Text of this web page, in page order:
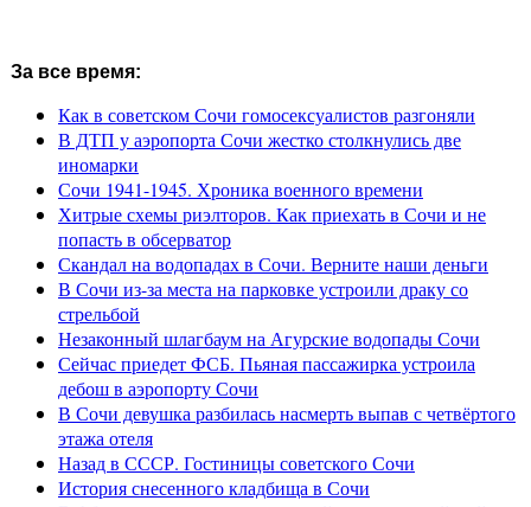
За все время:
Как в советском Сочи гомосексуалистов разгоняли
В ДТП у аэропорта Сочи жестко столкнулись две
иномарки
Сочи 1941-1945. Хроника военного времени
Хитрые схемы риэлторов. Как приехать в Сочи и не
попасть в обсерватор
Скандал на водопадах в Сочи. Верните наши деньги
В Сочи из-за места на парковке устроили драку со
стрельбой
Незаконный шлагбаум на Агурские водопады Сочи
Сейчас приедет ФСБ. Пьяная пассажирка устроила
дебош в аэропорту Сочи
В Сочи девушка разбилась насмерть выпав с четвёртого
этажа отеля
Назад в СССР. Гостиницы советского Сочи
История снесенного кладбища в Сочи